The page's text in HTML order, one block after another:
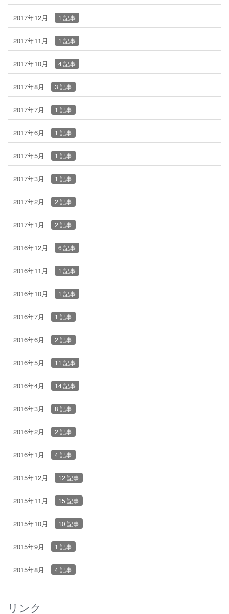
2017年12月 1 記事
2017年11月 1 記事
2017年10月 4 記事
2017年8月 3 記事
2017年7月 1 記事
2017年6月 1 記事
2017年5月 1 記事
2017年3月 1 記事
2017年2月 2 記事
2017年1月 2 記事
2016年12月 6 記事
2016年11月 1 記事
2016年10月 1 記事
2016年7月 1 記事
2016年6月 2 記事
2016年5月 11 記事
2016年4月 14 記事
2016年3月 8 記事
2016年2月 2 記事
2016年1月 4 記事
2015年12月 12 記事
2015年11月 15 記事
2015年10月 10 記事
2015年9月 1 記事
2015年8月 4 記事
リンク